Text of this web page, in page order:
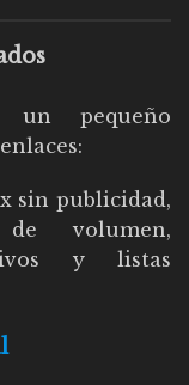
un pequeño
sin publicidad,
volumen,
y listas